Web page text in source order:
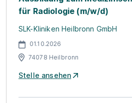
für Radiologie (m/w/d)
SLK-Kliniken Heilbronn GmbH
01.10.2026
74078 Heilbronn
Stelle ansehen